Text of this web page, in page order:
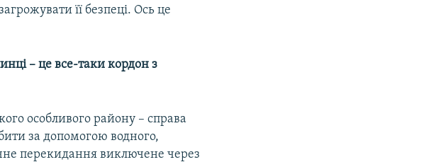
її безпеці. Ось це
– це все-таки кордон з
особливого району – справа
за допомогою водного,
перекидання виключене через